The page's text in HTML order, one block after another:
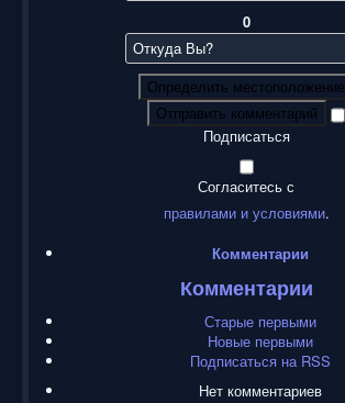
0
Определить местоположение
Отправить комментарий
Подписаться
Согласитесь с
правилами и условиями.
Комментарии
Комментарии
Старые первыми
Новые первыми
Подписаться на RSS
Нет комментариев